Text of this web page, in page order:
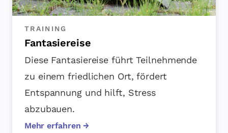
TRAINING
Fantasiereise
Diese Fantasiereise führt Teilnehmende
zu einem friedlichen Ort, fördert
Entspannung und hilft, Stress
abzubauen.
Mehr erfahren →